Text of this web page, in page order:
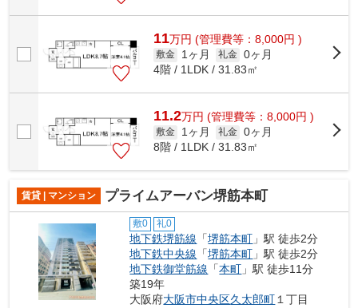
11万円 (管理費等：8,000円 )
敷金 1ヶ月 礼金 0ヶ月
4階 / 1LDK / 31.83㎡
11.2万円 (管理費等：8,000円 )
敷金 1ヶ月 礼金 0ヶ月
8階 / 1LDK / 31.83㎡
賃貸 | マンション プライムアーバン堺筋本町
敷0 礼0
地下鉄堺筋線 「堺筋本町 」駅 徒歩2分
地下鉄中央線 「堺筋本町 」駅 徒歩2分
地下鉄御堂筋線 「本町 」駅 徒歩11分
築19年
大阪府大阪市中央区久太郎町 １丁目